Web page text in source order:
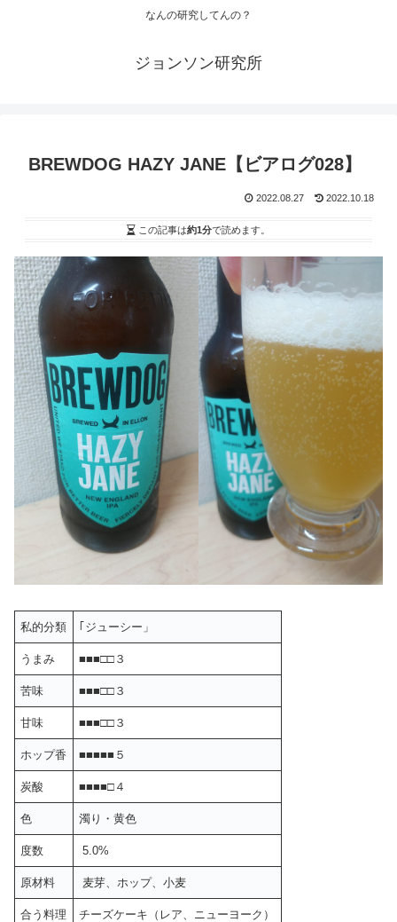
なんの研究してんの？
ジョンソン研究所
BREWDOG HAZY JANE【ビアログ028】
2022.08.27 2022.10.18
この記事は約1分で読めます。
私的分類 ｢ジューシー」
うまみ ■■■□□３
苦味 ■■■□□３
甘味 ■■■□□３
ホップ香 ■■■■■５
炭酸 ■■■■□４
色 濁り・黄色
度数 5.0%
原材料 麦芽、ホップ、小麦
合う料理 チーズケーキ（レア、ニューヨーク）